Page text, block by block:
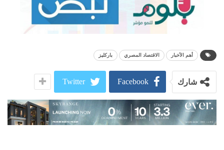
أهم الأخبار الاقتصاد المصري باركليز
شارك Facebook
Twitter